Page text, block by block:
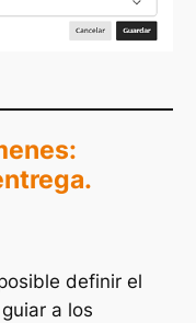
definir el
a los